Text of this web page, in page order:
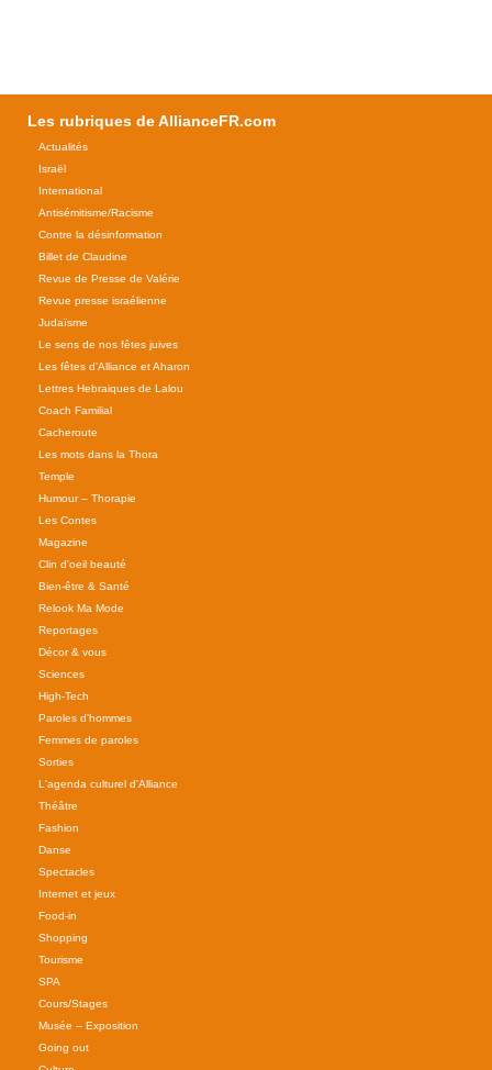
Les rubriques de AllianceFR.com
Actualités
Israël
International
Antisémitisme/Racisme
Contre la désinformation
Billet de Claudine
Revue de Presse de Valérie
Revue presse israélienne
Judaïsme
Le sens de nos fêtes juives
Les fêtes d'Alliance et Aharon
Lettres Hebraiques de Lalou
Coach Familial
Cacheroute
Les mots dans la Thora
Temple
Humour – Thorapie
Les Contes
Magazine
Clin d'oeil beauté
Bien-être & Santé
Relook Ma Mode
Reportages
Décor & vous
Sciences
High-Tech
Paroles d'hommes
Femmes de paroles
Sorties
L'agenda culturel d'Alliance
Théâtre
Fashion
Danse
Spectacles
Internet et jeux
Food-in
Shopping
Tourisme
SPA
Cours/Stages
Musée – Exposition
Going out